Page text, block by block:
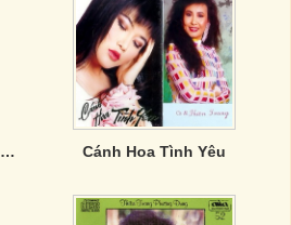
Tình Thiên Thu - Tuấn Vũ, Thanh Tuyền Cánh Hoa Tình Yêu